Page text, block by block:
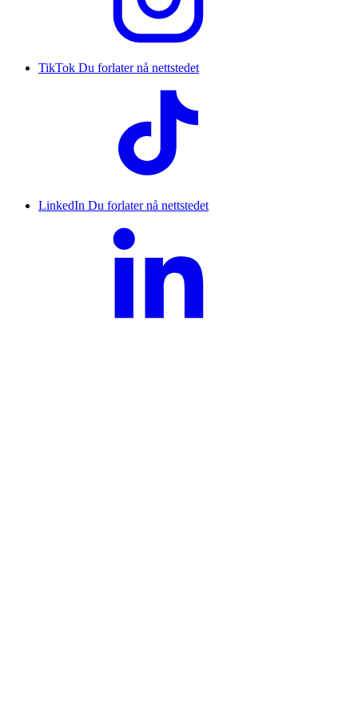
TikTok Du forlater nå nettstedet
LinkedIn Du forlater nå nettstedet